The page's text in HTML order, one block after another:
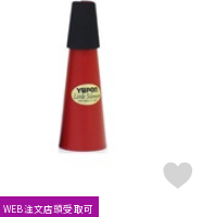
WEB注文店頭受取可